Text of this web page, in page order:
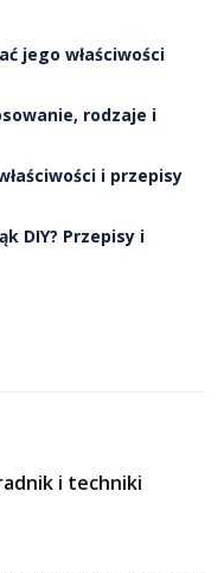
jego właściwości
rodzaje i
i przepisy
DIY? Przepisy i
i techniki